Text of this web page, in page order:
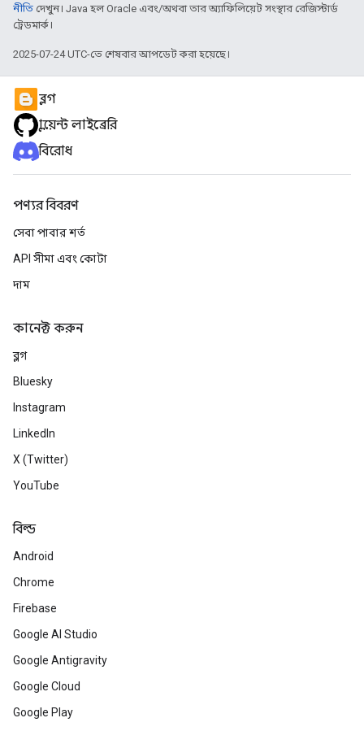
নীতি দেখুন। Java হল Oracle এবং/অথবা তার অ্যাফিলিয়েট সংস্থার রেজিস্টার্ড
ট্রেডমার্ক।
2025-07-24 UTC-তে শেষবার আপডেট করা হয়েছে।
ব্লগ
ক্লায়েন্ট লাইব্রেরি
বিরোধ
পণ্যর বিবরণ
সেবা পাবার শর্ত
API সীমা এবং কোটা
দাম
কানেক্ট করুন
ব্লগ
Bluesky
Instagram
LinkedIn
X (Twitter)
YouTube
বিল্ড
Android
Chrome
Firebase
Google AI Studio
Google Antigravity
Google Cloud
Google Play